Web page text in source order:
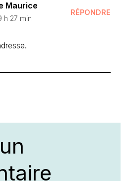
Maurice
h 27 min
RÉPONDRE